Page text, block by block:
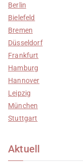
Berlin
Bielefeld
Bremen
Düsseldorf
Frankfurt
Hamburg
Hannover
Leipzig
München
Stuttgart
Aktuell